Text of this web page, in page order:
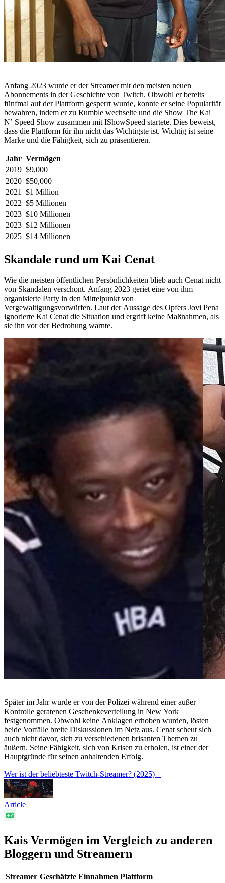
Anfang 2023 wurde er der Streamer mit den meisten neuen
Abonnements in der Geschichte von Twitch. Obwohl er bereits
fünfmal auf der Plattform gesperrt wurde, konnte er seine Popularität
bewahren, indem er zu Rumble wechselte und die Show The Kai
N’ Speed Show zusammen mit IShowSpeed startete. Dies beweist,
dass die Plattform für ihn nicht das Wichtigste ist. Wichtig ist seine
Marke und die Fähigkeit, sich zu präsentieren.
Jahr Vermögen
2019 $9,000
2020 $50,000
2021
$1 Million
2022 $5 Millionen
2023 $10 Millionen
2023 $12 Millionen
2025 $14 Millionen
Skandale rund um Kai Cenat
Wie die meisten öffentlichen Persönlichkeiten blieb auch Cenat nicht
von Skandalen verschont. Anfang 2023 geriet eine von ihm
organisierte Party in den Mittelpunkt von
Vergewaltigungsvorwürfen. Laut der Aussage des Opfers Jovi Pena
ignorierte Kai Cenat die Situation und ergriff keine Maßnahmen, als
sie ihn vor der Bedrohung warnte.
Später im Jahr wurde er von der Polizei während einer außer
Kontrolle geratenen Geschenkeverteilung in New York
festgenommen. Obwohl keine Anklagen erhoben wurden, lösten
beide Vorfälle breite Diskussionen im Netz aus. Cenat scheut sich
auch nicht davor, sich zu verschiedenen brisanten Themen zu
äußern. Seine Fähigkeit, sich von Krisen zu erholen, ist einer der
Hauptgründe für seinen anhaltenden Erfolg.
Wer ist der beliebteste Twitch-Streamer? (2025)
Article
Kais Vermögen im Vergleich zu anderen
Bloggern und Streamern
Streamer Geschätzte Einnahmen Plattform